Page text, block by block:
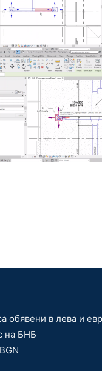
обявени в лева и
на БНБ